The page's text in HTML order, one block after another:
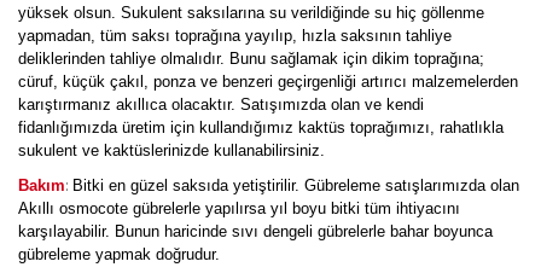
yüksek olsun. Sukulent saksılarına su verildiğinde su hiç göllenme
yapmadan, tüm saksı toprağına yayılıp, hızla saksının tahliye
deliklerinden tahliye olmalıdır. Bunu sağlamak için dikim toprağına;
cüruf, küçük çakıl, ponza ve benzeri geçirgenliği artırıcı malzemelerden
karıştırmanız akıllıca olacaktır. Satışımızda olan ve kendi
fidanlığımızda üretim için kullandığımız kaktüs toprağımızı, rahatlıkla
sukulent ve kaktüslerinizde kullanabilirsiniz.
Bakım: Bitki en güzel saksıda yetiştirilir. Gübreleme satışlarımızda olan
Akıllı osmocote gübrelerle yapılırsa yıl boyu bitki tüm ihtiyacını
karşılayabilir. Bunun haricinde sıvı dengeli gübrelerle bahar boyunca
gübreleme yapmak doğrudur.